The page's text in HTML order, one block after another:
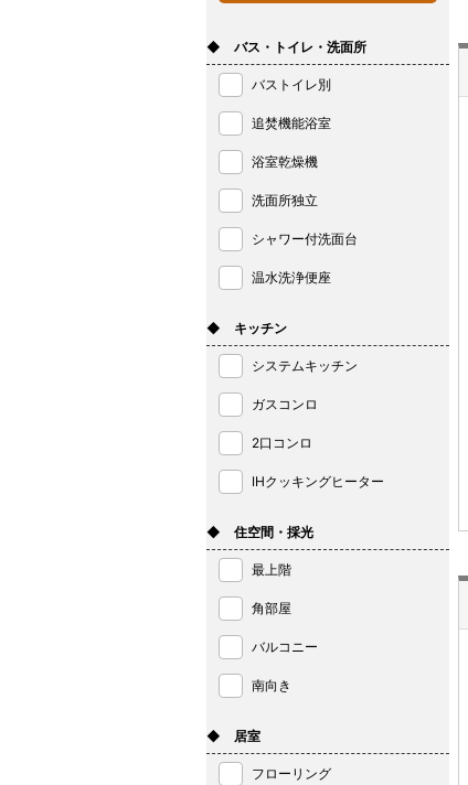
◆ バス・トイレ・洗面所
バストイレ別
追焚機能浴室
浴室乾燥機
洗面所独立
シャワー付洗面台
温水洗浄便座
◆ キッチン
システムキッチン
ガスコンロ
2口コンロ
IHクッキングヒーター
◆ 住空間・採光
最上階
角部屋
バルコニー
南向き
◆ 居室
フローリング